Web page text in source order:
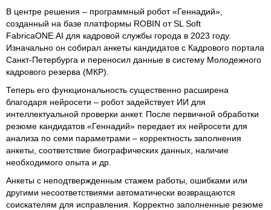
В центре решения – программный робот «Геннадий»,
созданный на базе платформы ROBIN от SL Soft
FabricaONE.AI для кадровой службы города в 2023 году.
Изначально он собирал анкеты кандидатов с Кадрового портала
Санкт-Петербурга и переносил данные в систему Молодежного
кадрового резерва (МКР).
Теперь его функциональность существенно расширена
благодаря нейросети – робот задействует ИИ для
интеллектуальной проверки анкет. После первичной обработки
резюме кандидатов «Геннадий» передает их нейросети для
анализа по семи параметрами – корректность заполнения
анкеты, соответствие биографических данных, наличие
необходимого опыта и др.
Анкеты с неподтвержденным стажем работы, ошибками или
другими несоответствиями автоматически возвращаются
соискателям для исправления. Корректно заполненные резюме